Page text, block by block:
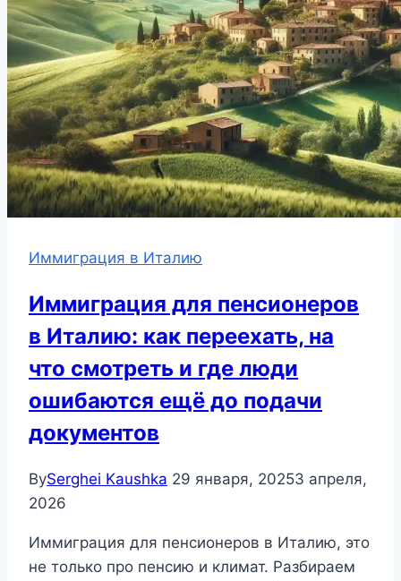
Иммиграция в Италию
Иммиграция для пенсионеров
в Италию: как переехать, на
что смотреть и где люди
ошибаются ещё до подачи
документов
BySerghei Kaushka 29 января, 20253 апреля,
2026
Иммиграция для пенсионеров в Италию, это
не только про пенсию и климат. Разбираем